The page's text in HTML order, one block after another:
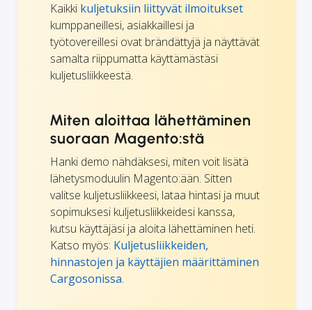
Kaikki kuljetuksiin liittyvät ilmoitukset
kumppaneillesi, asiakkaillesi ja
työtovereillesi ovat brändättyjä ja näyttävät
samalta riippumatta käyttämästäsi
kuljetusliikkeestä.
Miten aloittaa lähettäminen
suoraan Magento:stä
Hanki demo nähdäksesi, miten voit lisätä
lähetysmoduulin Magento:ään. Sitten
valitse kuljetusliikkeesi, lataa hintasi ja muut
sopimuksesi kuljetusliikkeidesi kanssa,
kutsu käyttäjäsi ja aloita lähettäminen heti.
Katso myös: Kuljetusliikkeiden,
hinnastojen ja käyttäjien määrittäminen
Cargosonissa.